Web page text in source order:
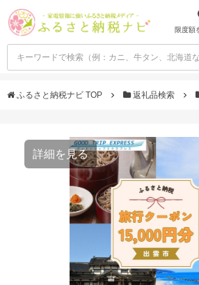
限度額
ふるさと納税ナビ TOP 返礼品検索
詳細を見る